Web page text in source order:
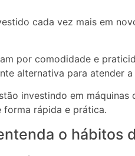
cada vez mais em
por comodidade e
alternativa para atender a
investindo em
rápida e prática.
o hábitos